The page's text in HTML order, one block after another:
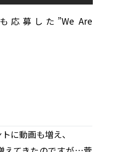
応募した”We Are
に動画も増え、